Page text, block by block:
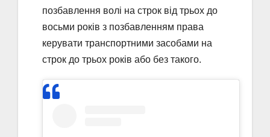
позбавлення волі на строк від трьох до
восьми років з позбавленням права
керувати транспортними засобами на
строк до трьох років або без такого.